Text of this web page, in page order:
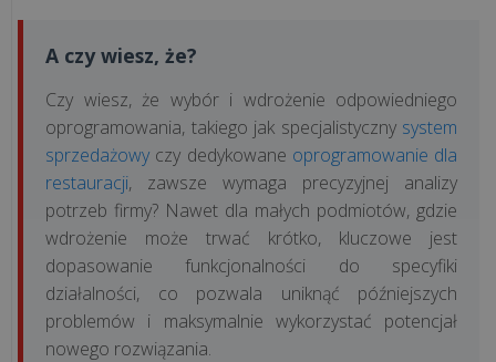
integracji
syst...
KSeF
jest
bezpieczny?
„pusta
faktura”
A czy wiesz, że?
Czy wiesz, że wybór i wdrożenie odpowiedniego
oprogramowania, takiego jak specjalistyczny system
sprzedażowy czy dedykowane oprogramowanie dla
restauracji, zawsze wymaga precyzyjnej analizy
potrzeb firmy? Nawet dla małych podmiotów, gdzie
wdrożenie może trwać krótko, kluczowe jest
dopasowanie funkcjonalności do specyfiki
działalności, co pozwala uniknąć późniejszych
problemów i maksymalnie wykorzystać potencjał
nowego rozwiązania.